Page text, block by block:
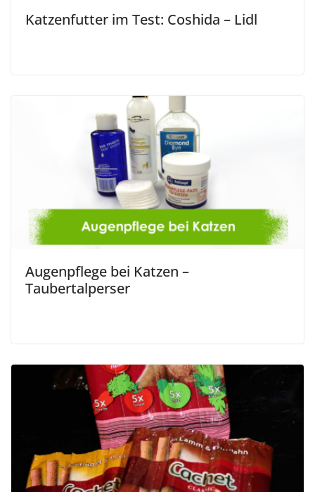
Katzenfutter im Test: Coshida – Lidl
Augenpflege bei Katzen –
Taubertalperser